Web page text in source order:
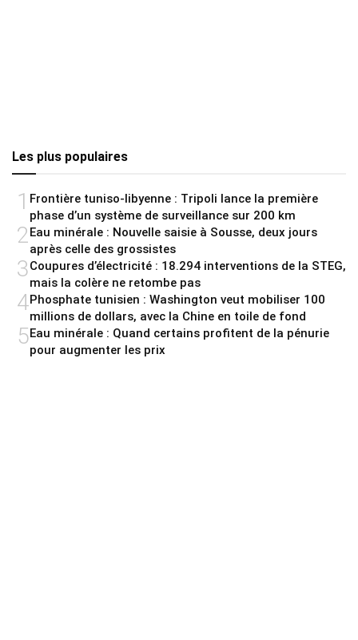
Les plus populaires
1 Frontière tuniso-libyenne : Tripoli lance la première
phase d’un système de surveillance sur 200 km
2Eau minérale : Nouvelle saisie à Sousse, deux jours
après celle des grossistes
3Coupures d’électricité : 18.294 interventions de la STEG,
mais la colère ne retombe pas
4Phosphate tunisien : Washington veut mobiliser 100
millions de dollars, avec la Chine en toile de fond
5Eau minérale : Quand certains profitent de la pénurie
pour augmenter les prix